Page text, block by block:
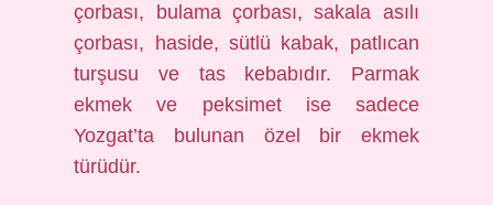
çorbası, bulama çorbası, sakala asılı
çorbası, haside, sütlü kabak, patlıcan
turşusu ve tas kebabıdır. Parmak
ekmek ve peksimet ise sadece
Yozgat’ta bulunan özel bir ekmek
türüdür.